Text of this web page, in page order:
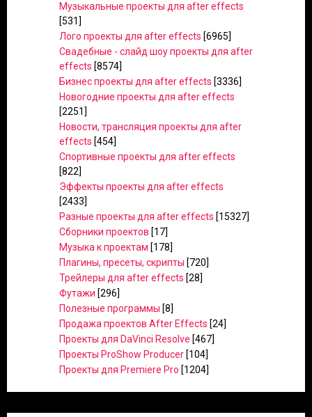
Музыкальные проекты для after effects
[531]
Лого проекты для after effects [6965]
Свадебные - слайд шоу проекты для after
effects [8574]
Бизнес проекты для after effects [3336]
Новогодние проекты для after effects
[2251]
Новости, трансляция проекты для after
effects [454]
Спортивные проекты для after effects
[822]
Эффекты проекты для after effects
[2433]
Разные проекты для after effects [15327]
Сборники проектов [17]
Музыка к проектам [178]
Плагины, пресеты, скрипты [720]
Трейлеры для after effects [28]
Футажи [296]
Полезные программы [8]
Продажа проектов After Effects [24]
Проекты для DaVinci Resolve [467]
Проекты ProShow Producer [104]
Проекты для Premiere Pro [1204]